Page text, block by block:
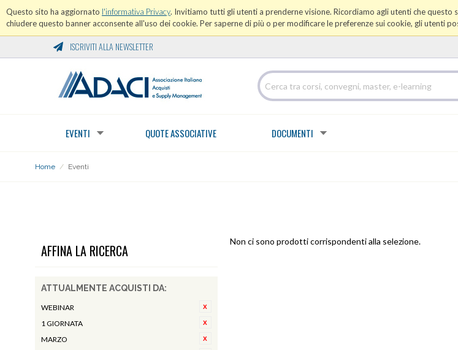
Questo sito ha aggiornato l'informativa Privacy. Invitiamo tutti gli utenti a prenderne visione. Ricordiamo agli utenti che questo
chiudere questo banner acconsente all'uso dei cookie. Per saperne di più o per modificare le preferenze sui cookie, gli utenti
ISCRIVITI ALLA NEWSLETTER
EVENTI QUOTE ASSOCIATIVE DOCUMENTI
Home / Eventi
AFFINA LA RICERCA
ATTUALMENTE ACQUISTI DA:
WEBINAR
1 GIORNATA
MARZO
Non ci sono prodotti corrispondenti alla selezione.